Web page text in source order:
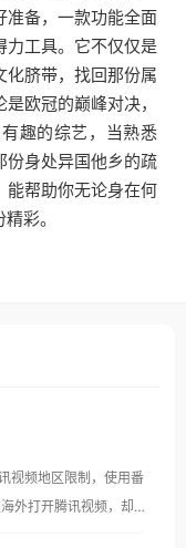
准备，一款功能全面
力工具。它不仅仅是
化脐带，找回那份属
欧冠的巅峰对决，
趣的综艺，当熟悉
份身处异国他乡的疏
能帮助你无论身在何
彩。
视频地区限制，使用番